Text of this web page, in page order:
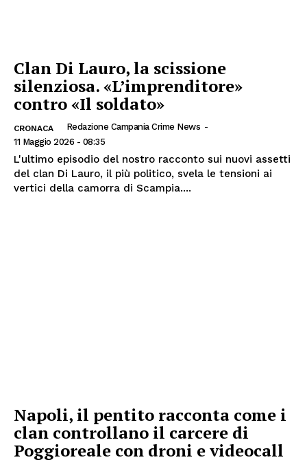
Clan Di Lauro, la scissione
silenziosa. «L’imprenditore»
contro «Il soldato»
CRONACA Redazione Campania Crime News -
11 Maggio 2026 - 08:35
L'ultimo episodio del nostro racconto sui nuovi assetti
del clan Di Lauro, il più politico, svela le tensioni ai
vertici della camorra di Scampia....
Napoli, il pentito racconta come i
clan controllano il carcere di
Poggioreale con droni e videocall